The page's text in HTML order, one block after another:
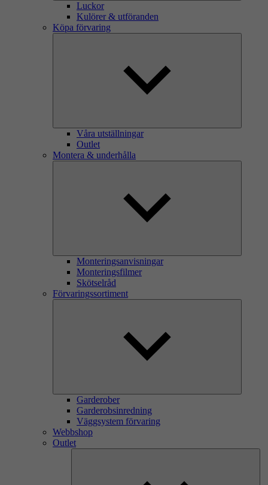
Luckor
Kulörer & utföranden
Köpa förvaring
Våra utställningar
Outlet
Montera & underhålla
Monteringsanvisningar
Monteringsfilmer
Skötselråd
Förvaringssortiment
Garderober
Garderobsinredning
Väggsystem förvaring
Webbshop
Outlet